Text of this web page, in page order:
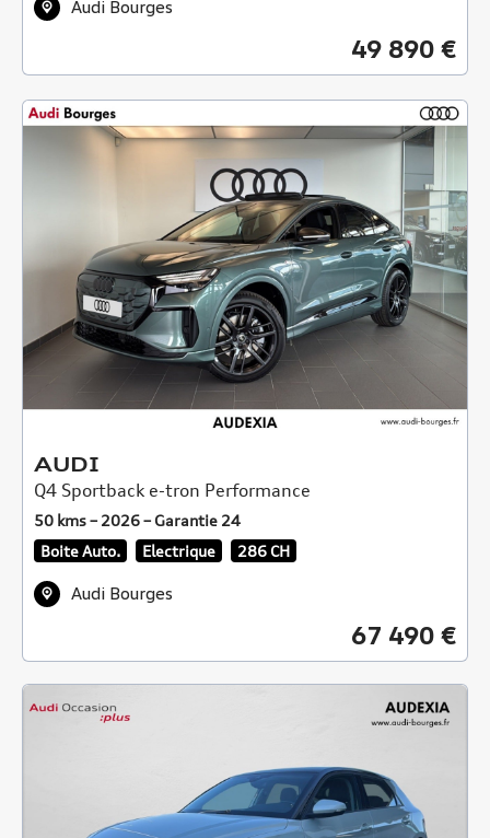
Audi Bourges
49 890 €
AUDI
Q4 Sportback e-tron Performance
50 kms – 2026 – Garantie 24
Boite Auto.
Electrique 286 CH
Audi Bourges
67 490 €